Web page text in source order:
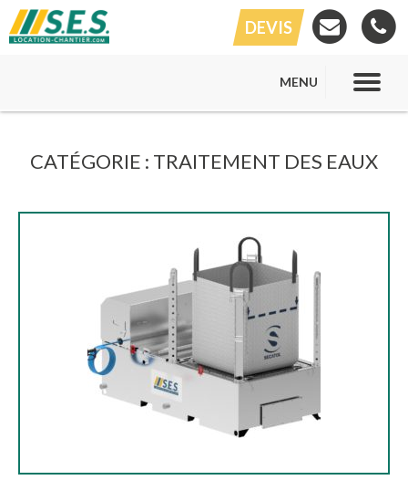
DEVIS
MENU
CATÉGORIE : TRAITEMENT DES EAUX